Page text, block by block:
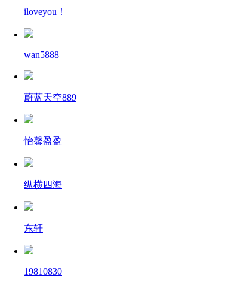
iloveyou！
wan5888
蔚蓝天空889
怡馨盈盈
纵横四海
东轩
19810830